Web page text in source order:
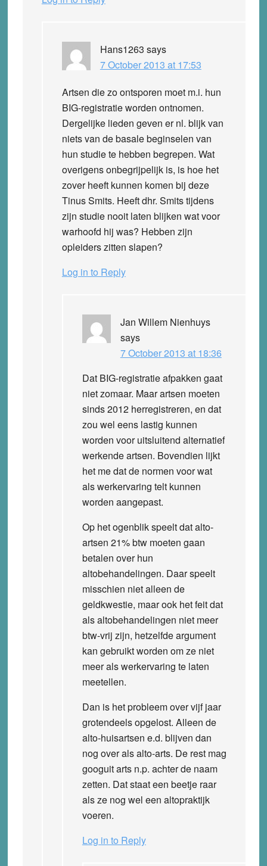
Hans1263 says
7 October 2013 at 17:53
Artsen die zo ontsporen moet m.i. hun
BIG-registratie worden ontnomen.
Dergelijke lieden geven er nl. blijk van
niets van de basale beginselen van
hun studie te hebben begrepen. Wat
overigens onbegrijpelijk is, is hoe het
zover heeft kunnen komen bij deze
Tinus Smits. Heeft dhr. Smits tijdens
zijn studie nooit laten blijken wat voor
warhoofd hij was? Hebben zijn
opleiders zitten slapen?
Log in to Reply
Jan Willem Nienhuys
says
7 October 2013 at 18:36
Dat BIG-registratie afpakken gaat
niet zomaar. Maar artsen moeten
sinds 2012 herregistreren, en dat
zou wel eens lastig kunnen
worden voor uitsluitend alternatief
werkende artsen. Bovendien lijkt
het me dat de normen voor wat
als werkervaring telt kunnen
worden aangepast.
Op het ogenblik speelt dat alto-
artsen 21% btw moeten gaan
betalen over hun
altobehandelingen. Daar speelt
misschien niet alleen de
geldkwestie, maar ook het feit dat
als altobehandelingen niet meer
btw-vrij zijn, hetzelfde argument
kan gebruikt worden om ze niet
meer als werkervaring te laten
meetellen.
Dan is het probleem over vijf jaar
grotendeels opgelost. Alleen de
alto-huisartsen e.d. blijven dan
nog over als alto-arts. De rest mag
googuit arts n.p. achter de naam
zetten. Dat staat een beetje raar
als ze nog wel een altopraktijk
voeren.
Log in to Reply